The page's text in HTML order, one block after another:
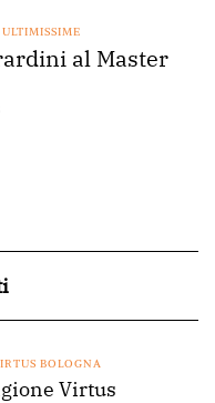
ULTIMISSIME
al Master
BOLOGNA
Virtus